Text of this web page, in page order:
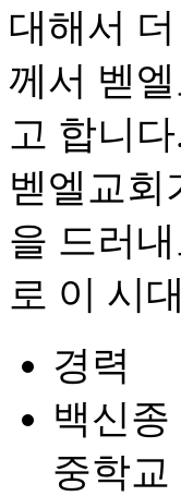
대해서
께서 벧
고 합니다
벧엘교회
을 드러
로 이 시
경력
백신
중학교